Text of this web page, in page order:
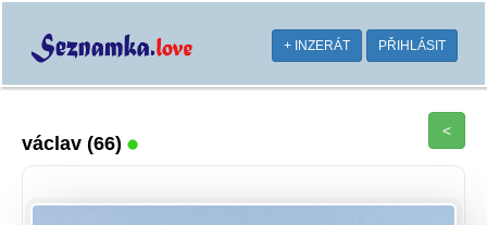
+ INZERÁT PŘIHLÁSIT
václav (66)
<